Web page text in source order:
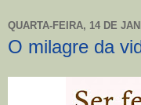
QUARTA-FEIRA, 14 DE
O milagre da